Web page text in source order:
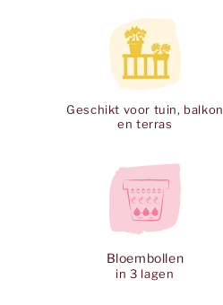
Geschikt voor tuin, balkon
en terras
Bloembollen
in 3 lagen